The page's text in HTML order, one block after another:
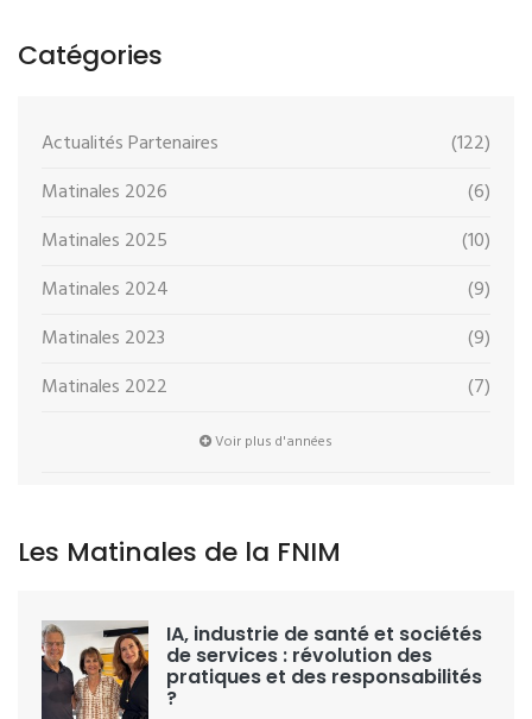
Catégories
Actualités Partenaires
(122)
Matinales 2026
(6)
Matinales 2025
(10)
Matinales 2024
(9)
Matinales 2023
(9)
Matinales 2022
(7)
Voir plus d'années
Les Matinales de la FNIM
IA, industrie de santé et sociétés
de services : révolution des
pratiques et des responsabilités
?